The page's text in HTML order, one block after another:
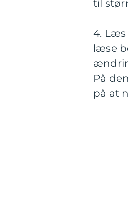
til
4. Læs
læse
På
på at